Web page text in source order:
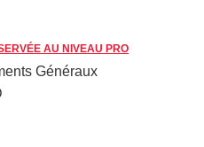
AU NIVEAU PRO
Généraux